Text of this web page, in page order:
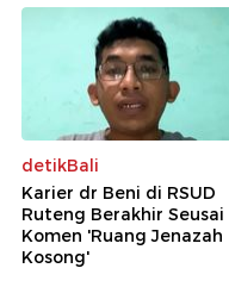
detikBali
Karier dr Beni di RSUD
Ruteng Berakhir Seusai
Komen 'Ruang Jenazah
Kosong'